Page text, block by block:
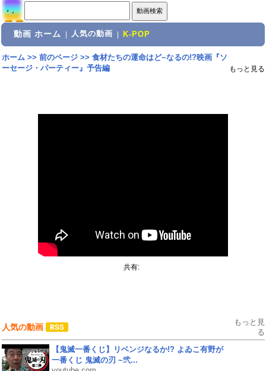
動画 ホーム 人気の動画 K-POP
ホーム>> 前のページ>> 食材たちの運命はど~なるの!?映画『ソ
ーセージ・パーティー』予告編
もっと見る
共有:
人気の動画
もっと見
る
【鬼滅一番くじ】リベンジなるか!? よゐこ有野が
一番くじ 鬼滅の刃 ~弐...